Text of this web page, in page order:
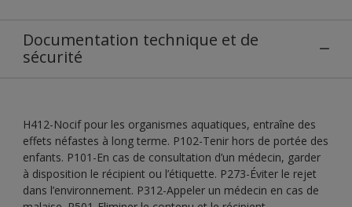
Documentation technique et de
sécurité
H412-Nocif pour les organismes aquatiques, entraîne des
effets néfastes à long terme. P102-Tenir hors de portée des
enfants. P101-En cas de consultation d’un médecin, garder
à disposition le récipient ou l’étiquette. P273-Éviter le rejet
dans l’environnement. P312-Appeler un médecin en cas de